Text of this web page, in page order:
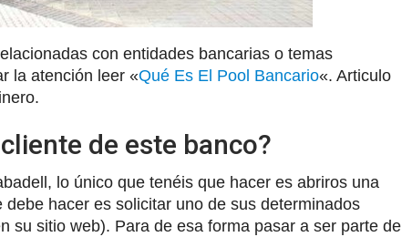
con entidades bancarias o temas
la atención leer «Qué Es El Pool Bancario«. Articulo
de este banco?
lo único que tenéis que hacer es abriros una
hacer es solicitar uno de sus determinados
su sitio web). Para de esa forma pasar a ser parte de